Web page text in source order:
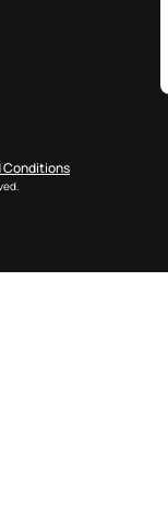
Conditions